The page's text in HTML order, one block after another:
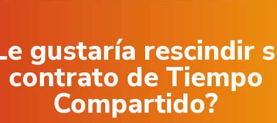
gustaría rescindir
contrato de Tiempo
Compartido?